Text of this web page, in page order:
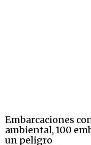
Embarcaciones
ambiental, 100
un peligro